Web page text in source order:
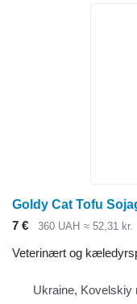
Goldy Cat Tofu
7 €
360 UAH ≈ 52,31 kr.
Veterinært og
Ukraine, Kovelskiy